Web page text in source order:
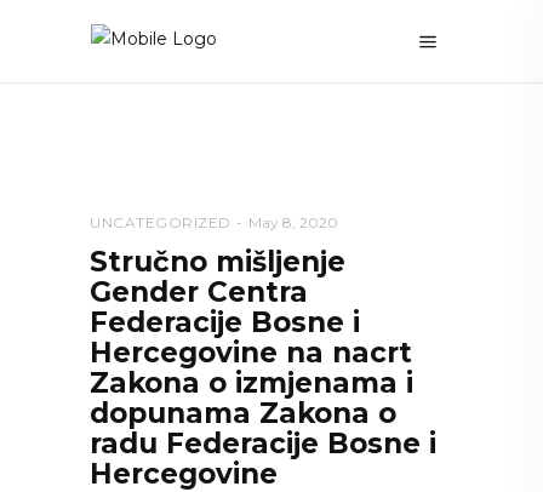
UNCATEGORIZED May 8, 2020
Stručno mišljenje
Gender Centra
Federacije Bosne i
Hercegovine na nacrt
Zakona o izmjenama i
dopunama Zakona o
radu Federacije Bosne i
Hercegovine